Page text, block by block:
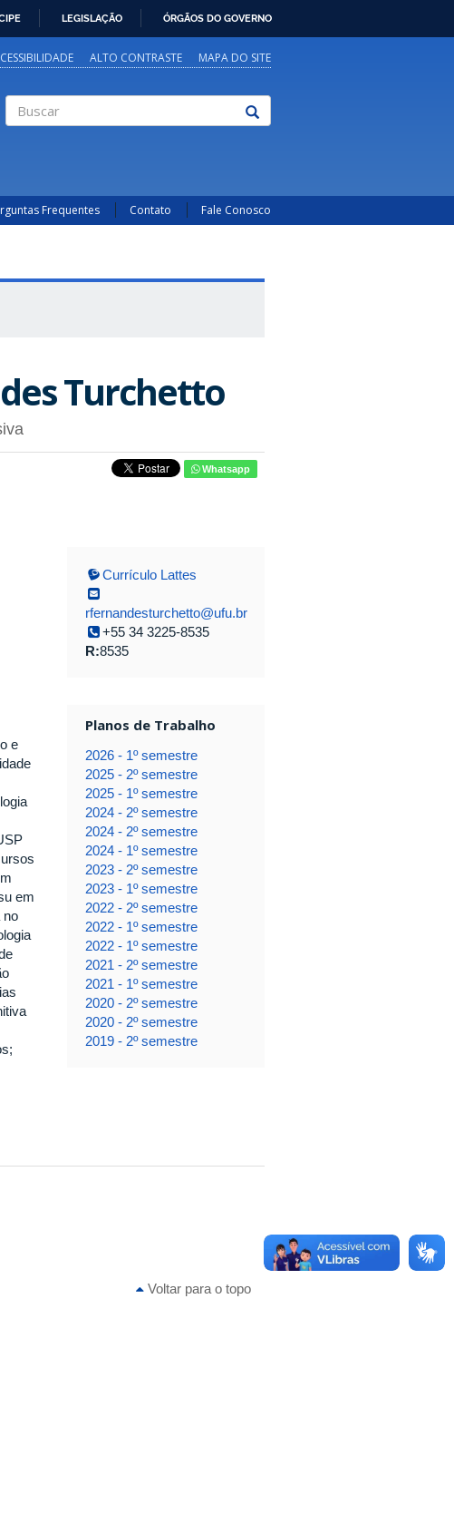
LEGISLAÇÃO ÓRGÃOS DO GOVERNO
ALTO CONTRASTE MAPA DO SITE
Frequentes Contato Fale Conosco
Turchetto
Whatsapp
e
em
no
Currículo Lattes
rfernandesturchetto@ufu.br
+55 34 3225-8535
R:8535
Planos de Trabalho
2026 - 1º semestre
2025 - 2º semestre
2025 - 1º semestre
2024 - 2º semestre
2024 - 2º semestre
2024 - 1º semestre
2023 - 2º semestre
2023 - 1º semestre
2022 - 2º semestre
2022 - 1º semestre
2022 - 1º semestre
2021 - 2º semestre
2021 - 1º semestre
2020 - 2º semestre
2020 - 2º semestre
2019 - 2º semestre
Voltar para o topo